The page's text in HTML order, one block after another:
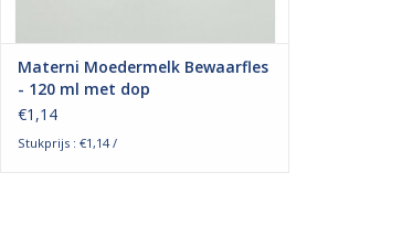
Materni Moedermelk Bewaarfles
- 120 ml met dop
€1,14
Stukprijs : €1,14 /